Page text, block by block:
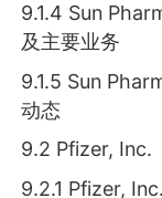
9.1.4 Sun
及主要业务
9.1.5 Sun
动态
9.2 Pfizer, Inc.
9.2.1 Pfizer,